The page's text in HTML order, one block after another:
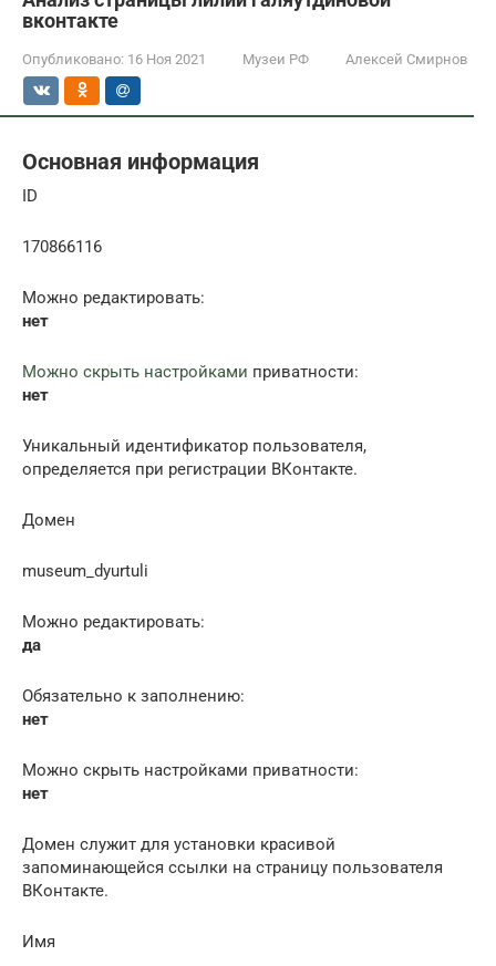
вконтакте
Опубликовано: 16 Ноя 2021 Музеи РФ Алексей Смирнов
Основная информация
ID
170866116
Можно редактировать:
нет
Можно скрыть настройками приватности:
нет
Уникальный идентификатор пользователя,
определяется при регистрации ВКонтакте.
Домен
museum_dyurtuli
Можно редактировать:
да
Обязательно к заполнению:
нет
Можно скрыть настройками приватности:
нет
Домен служит для установки красивой
запоминающейся ссылки на страницу пользователя
ВКонтакте.
Имя